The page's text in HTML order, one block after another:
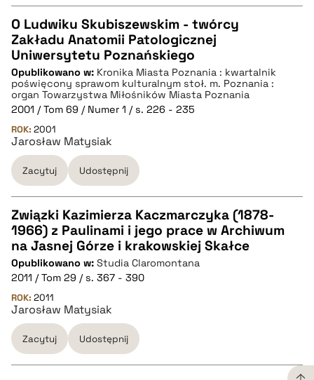
CZYSTY TEKST
pobierz cytat
BIBTEX
pobierz cytat
O Ludwiku Skubiszewskim - twórcy
Zakładu Anatomii Patologicznej
Uniwersytetu Poznańskiego
Opublikowano w: Kronika Miasta Poznania : kwartalnik
poświęcony sprawom kulturalnym stoł. m. Poznania :
organ Towarzystwa Miłośników Miasta Poznania
2001 / Tom 69 / Numer 1 / s. 226 - 235
ROK: 2001
Jarosław Matysiak
Zacytuj Udostępnij
CZYSTY TEKST
pobierz cytat
BIBTEX
pobierz cytat
Związki Kazimierza Kaczmarczyka (1878-
1966) z Paulinami i jego prace w Archiwum
na Jasnej Górze i krakowskiej Skałce
Opublikowano w: Studia Claromontana
2011 / Tom 29 / s. 367 - 390
ROK: 2011
Jarosław Matysiak
Zacytuj Udostępnij